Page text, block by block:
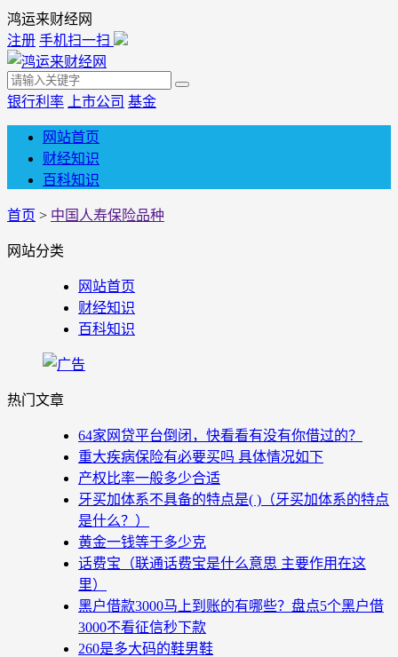
鸿运来财经网
注册 手机扫一扫
银行利率 上市公司 基金
网站首页
财经知识
百科知识
首页 > 中国人寿保险品种
网站分类
网站首页
财经知识
百科知识
热门文章
64家网贷平台倒闭，快看看有没有你借过的？
重大疾病保险有必要买吗 具体情况如下
产权比率一般多少合适
牙买加体系不具备的特点是( )（牙买加体系的特点
是什么？）
黄金一钱等于多少克
话费宝（联通话费宝是什么意思 主要作用在这
里）
黑户借款3000马上到账的有哪些？盘点5个黑户借
3000不看征信秒下款
260是多大码的鞋男鞋